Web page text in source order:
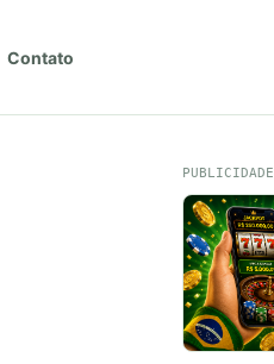
Contato
PUBLICIDADE